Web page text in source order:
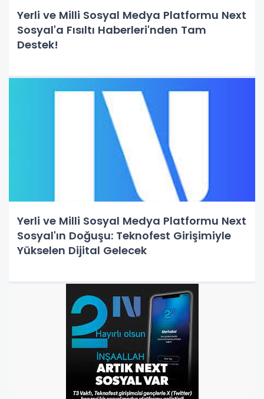
Yerli ve Milli Sosyal Medya Platformu Next
Sosyal'a Fısıltı Haberleri'nden Tam
Destek!
Yerli ve Milli Sosyal Medya Platformu Next
Sosyal'ın Doğuşu: Teknofest Girişimiyle
Yükselen Dijital Gelecek